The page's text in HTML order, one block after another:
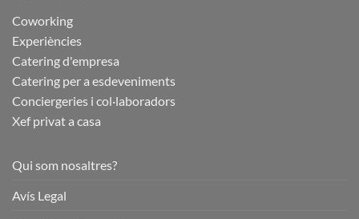
Coworking
Experiències
Catering d'empresa
Catering per a esdeveniments
Conciergeries i col·laboradors
Xef privat a casa
Qui som nosaltres?
Avís Legal